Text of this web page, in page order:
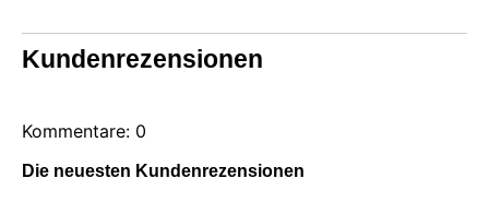
Kundenrezensionen
Kommentare: 0
Die neuesten Kundenrezensionen